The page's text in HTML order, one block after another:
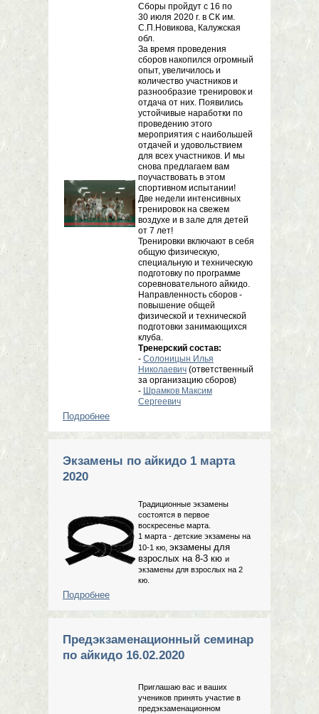
Сборы пройдут с 16 по
30 июля 2020 г. в СК им.
С.П.Новикова, Калужская
обл.
За время проведения
сборов накопился огромный
опыт, увеличилось и
количество участников и
разнообразие тренировок и
отдача от них. Появились
устойчивые наработки по
проведению этого
мероприятия с наибольшей
отдачей и удовольствием
для всех участников. И мы
снова предлагаем вам
поучаствовать в этом
спортивном испытании!
Две недели интенсивных
тренировок на свежем
воздухе и в зале для детей
от 7 лет!
Тренировки включают в себя
общую физическую,
специальную и техническую
подготовку по программе
соревновательного айкидо.
Направленность сборов -
повышение общей
физической и технической
подготовки занимающихся
клуба.
Тренерский состав:
- Солоницын Илья
Николаевич (ответственный
за организацию сборов)
- Шрамков Максим
Сергеевич
Подробнее
июля 2020г.
Экзамены по айкидо 1 марта
2020
Традиционные экзамены
состоятся в первое
воскресенье марта.
1 марта - детские экзамены на
10-1 кю, экзамены для
взрослых на 8-3 кю и
экзамены для взрослых на 2
кю.
Подробнее
Предэкзаменационный семинар
по айкидо 16.02.2020
Приглашаю вас и ваших
учеников принять участие в
предэкзаменационном